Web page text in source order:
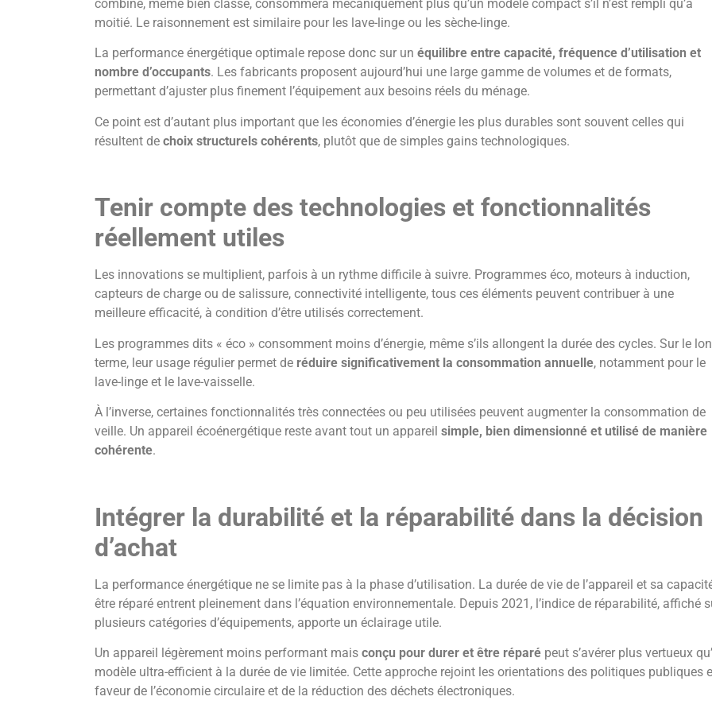
combiné, même bien classé, consommera mécaniquement plus qu’un modèle compact s’il n’est rempli qu’à
moitié. Le raisonnement est similaire pour les lave-linge ou les sèche-linge.
La performance énergétique optimale repose donc sur un équilibre entre capacité, fréquence d’utilisation et
nombre d’occupants. Les fabricants proposent aujourd’hui une large gamme de volumes et de formats,
permettant d’ajuster plus finement l’équipement aux besoins réels du ménage.
Ce point est d’autant plus important que les économies d’énergie les plus durables sont souvent celles qui
résultent de choix structurels cohérents, plutôt que de simples gains technologiques.
Tenir compte des technologies et fonctionnalités
réellement utiles
Les innovations se multiplient, parfois à un rythme difficile à suivre. Programmes éco, moteurs à induction,
capteurs de charge ou de salissure, connectivité intelligente, tous ces éléments peuvent contribuer à une
meilleure efficacité, à condition d’être utilisés correctement.
Les programmes dits « éco » consomment moins d’énergie, même s’ils allongent la durée des cycles. Sur le
terme, leur usage régulier permet de réduire significativement la consommation annuelle, notamment pour le
lave-linge et le lave-vaisselle.
À l’inverse, certaines fonctionnalités très connectées ou peu utilisées peuvent augmenter la consommation de
veille. Un appareil écoénergétique reste avant tout un appareil simple, bien dimensionné et utilisé de manière
cohérente.
Intégrer la durabilité et la réparabilité dans la décision
d’achat
La performance énergétique ne se limite pas à la phase d’utilisation. La durée de vie de l’appareil et sa
être réparé entrent pleinement dans l’équation environnementale. Depuis 2021, l’indice de réparabilité, affiché
plusieurs catégories d’équipements, apporte un éclairage utile.
Un appareil légèrement moins performant mais conçu pour durer et être réparépeut s’avérer plus vertueux
modèle ultra-efficient à la durée de vie limitée. Cette approche rejoint les orientations des politiques publiques
faveur de l’économie circulaire et de la réduction des déchets électroniques.